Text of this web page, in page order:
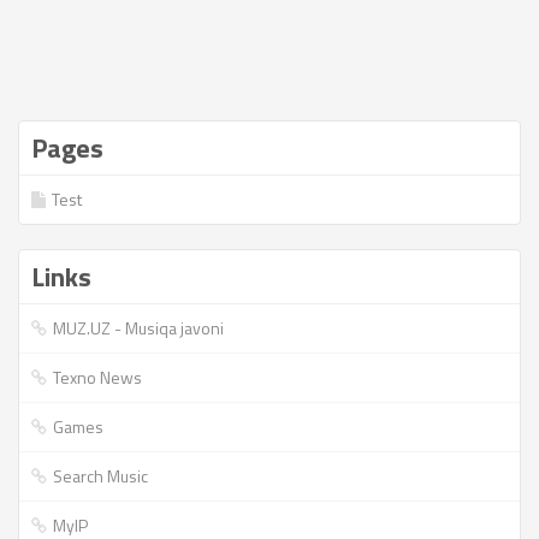
Pages
Test
Links
MUZ.UZ - Musiqa javoni
Texno News
Games
Search Music
MyIP